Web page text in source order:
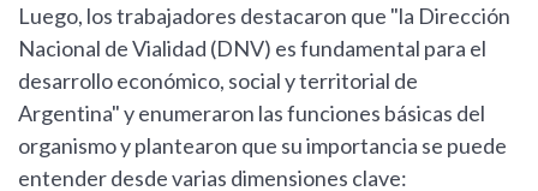
Luego, los trabajadores destacaron que "la Dirección
Nacional de Vialidad (DNV) es fundamental para el
desarrollo económico, social y territorial de
Argentina" y enumeraron las funciones básicas del
organismo y plantearon que su importancia se puede
entender desde varias dimensiones clave: